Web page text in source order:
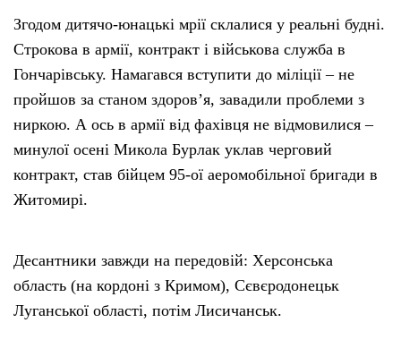
Згодом дитячо-юнацькі мрії склалися у реальні будні.
Строкова в армії, контракт і військова служба в
Гончарівську. Намагався вступити до міліції – не
пройшов за станом здоров’я, завадили проблеми з
ниркою. А ось в армії від фахівця не відмовилися –
минулої осені Микола Бурлак уклав черговий
контракт, став бійцем 95-ої аеромобільної бригади в
Житомирі.
Десантники завжди на передовій: Херсонська
область (на кордоні з Кримом), Сєвєродонецьк
Луганської області, потім Лисичанськ.